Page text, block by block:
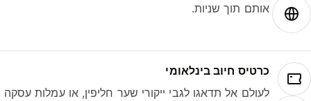
אותם תוך שניות.
כרטיס חיוב בינלאומי
לעולם אל תדאגו לגבי ייקורי שער חליפין, או עמלות עסקה